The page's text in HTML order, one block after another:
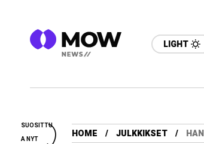
LIGHT
HOME JULKKIKSET
SUOSITTU
A NYT